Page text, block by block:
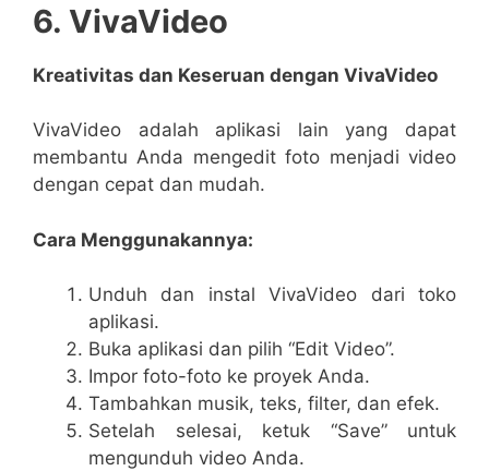
6. VivaVideo
Kreativitas dan Keseruan dengan VivaVideo
VivaVideo adalah aplikasi lain yang dapat
membantu Anda mengedit foto menjadi video
dengan cepat dan mudah.
Cara Menggunakannya:
Unduh dan instal VivaVideo dari toko
aplikasi.
Buka aplikasi dan pilih “Edit Video”.
Impor foto-foto ke proyek Anda.
Tambahkan musik, teks, filter, dan efek.
Setelah selesai, ketuk “Save” untuk
mengunduh video Anda.